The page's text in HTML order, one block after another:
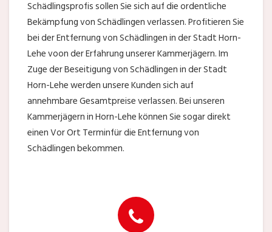
Schädlingsprofis sollen Sie sich auf die ordentliche
Bekämpfung von Schädlingen verlassen. Profitieren Sie
bei der Entfernung von Schädlingen in der Stadt Horn-
Lehe voon der Erfahrung unserer Kammerjägern. Im
Zuge der Beseitigung von Schädlingen in der Stadt
Horn-Lehe werden unsere Kunden sich auf
annehmbare Gesamtpreise verlassen. Bei unseren
Kammerjägern in Horn-Lehe können Sie sogar direkt
einen Vor Ort Terminfür die Entfernung von
Schädlingen bekommen.